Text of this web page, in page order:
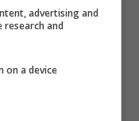
peradvertising and
research and
on a device